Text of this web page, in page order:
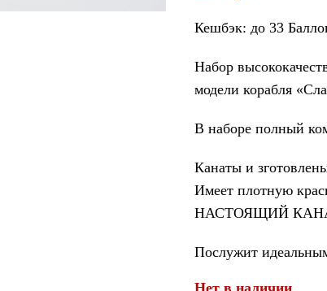
Кешбэк: до 33
Набор
модели корабля
В наборе полный
Канаты и
Имеет плотную
НАСТОЯЩИЙ
Послужит
Нет в наличии